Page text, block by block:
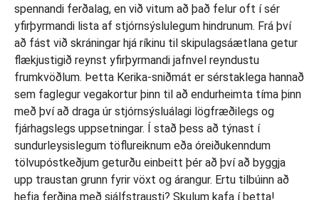
spennandi ferðalag, en við vitum að það felur oft í sér
yfirþyrmandi lista af stjórnsýslulegum hindrunum. Frá því
að fást við skráningar hjá ríkinu til skipulagsáætlana getur
flækjustigið reynst yfirþyrmandi jafnvel reyndustu
frumkvöðlum. Þetta Kerika-sniðmát er sérstaklega hannað
sem faglegur vegakortur þinn til að endurheimta tíma þinn
með því að draga úr stjórnsýsluálagi lögfræðilegs og
fjárhagslegs uppsetningar. Í stað þess að týnast í
sundurleysislegum töflureiknum eða óreiðukenndum
tölvupóstkeðjum geturðu einbeitt þér að því að byggja
upp traustan grunn fyrir vöxt og árangur. Ertu tilbúinn að
hefja ferðina með sjálfstrausti? Skulum kafa í þetta!